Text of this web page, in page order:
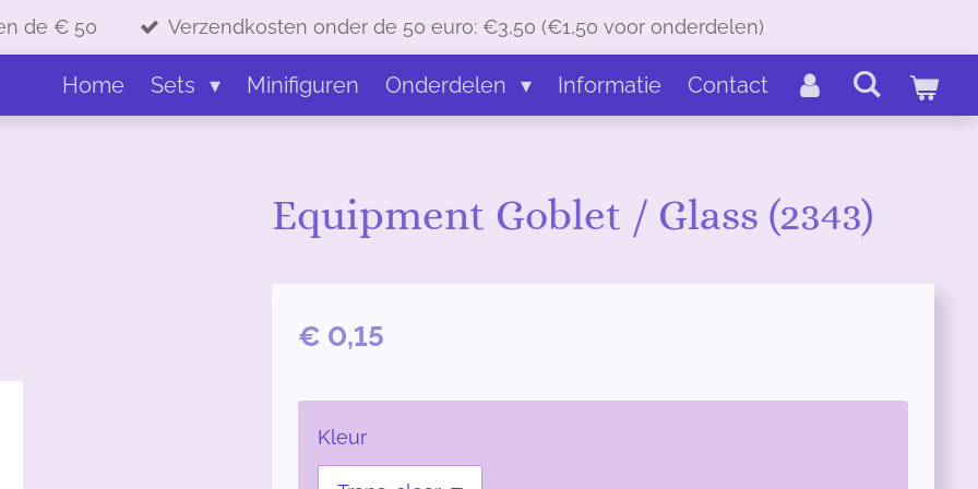
de € 50 Verzendkosten onder de 50 euro: €3,50 (€1,50 voor onderdelen)
Home Sets Minifiguren Onderdelen Informatie Contact
Equipment Goblet / Glass (2343)
€ 0,15
Kleur